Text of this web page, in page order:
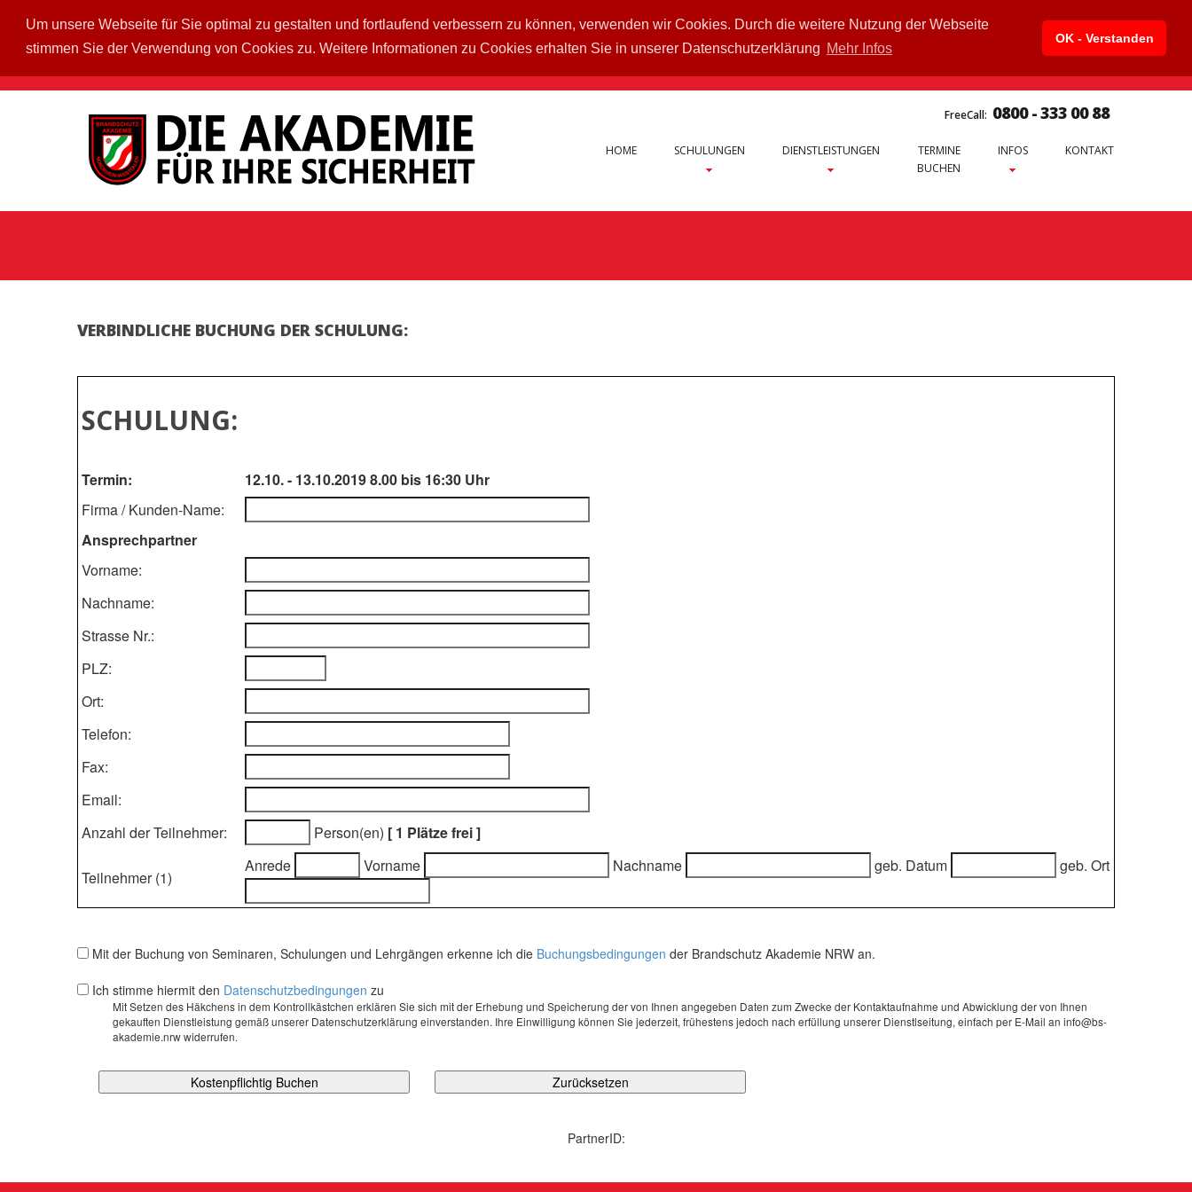
Um unsere Webseite für Sie optimal zu gestalten und fortlaufend verbessern zu können, verwenden wir Cookies. Durch die weitere Nutzung der Webseite
stimmen Sie der Verwendung von Cookies zu. Weitere Informationen zu Cookies erhalten Sie in unserer Datenschutzerklärung Mehr Infos
OK - Verstanden
FreeCall: 0800 - 333 00 88
HOME SCHULUNGEN DIENSTLEISTUNGEN
TERMINE
BUCHEN
INFOS KONTAKT
VERBINDLICHE BUCHUNG DER SCHULUNG:
SCHULUNG:
Termin:
12.10. - 13.10.2019 8.00 bis 16:30 Uhr
Firma / Kunden-Name:
Ansprechpartner
Vorname:
Nachname:
Strasse Nr.:
PLZ:
Ort:
Telefon:
Fax:
Email:
Anzahl der Teilnehmer:
Person(en) [ 1 Plätze frei ]
Teilnehmer (1)
Anrede Vorname Nachname geb. Datum geb. Ort
Mit der Buchung von Seminaren, Schulungen und Lehrgängen erkenne ich die Buchungsbedingungen der Brandschutz Akademie NRW an.
Ich stimme hiermit den Datenschutzbedingungen zu
Mit Setzen des Häkchens in dem Kontrollkästchen erklären Sie sich mit der Erhebung und Speicherung der von Ihnen angegeben Daten zum Zwecke der Kontaktaufnahme und Abwicklung der von Ihnen
gekauften Dienstleistung gemäß unserer Datenschutzerklärung einverstanden. Ihre Einwilligung können Sie jederzeit, frühestens jedoch nach erfüllung unserer Dienstlseitung, einfach per E-Mail an info@bs-
akademie.nrw widerrufen.
PartnerID: